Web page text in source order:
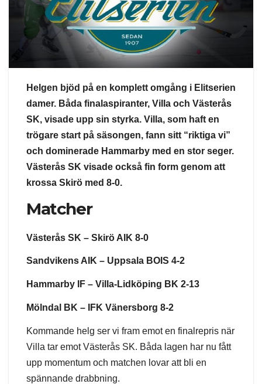
Helgen bjöd på en komplett omgång i Elitserien
damer. Båda finalaspiranter, Villa och Västerås
SK, visade upp sin styrka. Villa, som haft en
trögare start på säsongen, fann sitt “riktiga vi”
och dominerade Hammarby med en stor seger.
Västerås SK visade också fin form genom att
krossa Skirö med 8-0.
Matcher
Västerås SK – Skirö AIK 8-0
Sandvikens AIK – Uppsala BOIS 4-2
Hammarby IF – Villa-Lidköping BK 2-13
Mölndal BK – IFK Vänersborg 8-2
Kommande helg ser vi fram emot en finalrepris när
Villa tar emot Västerås SK. Båda lagen har nu fått
upp momentum och matchen lovar att bli en
spännande drabbning.